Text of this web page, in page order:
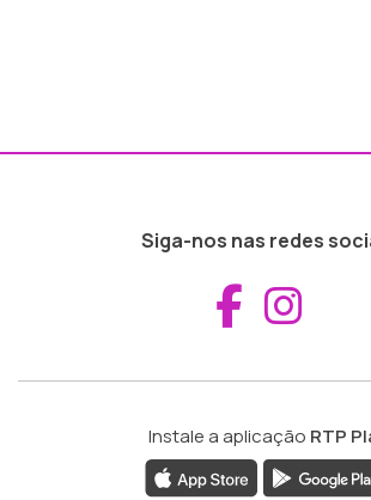
Siga-nos nas redes
Instale a aplicação RTP